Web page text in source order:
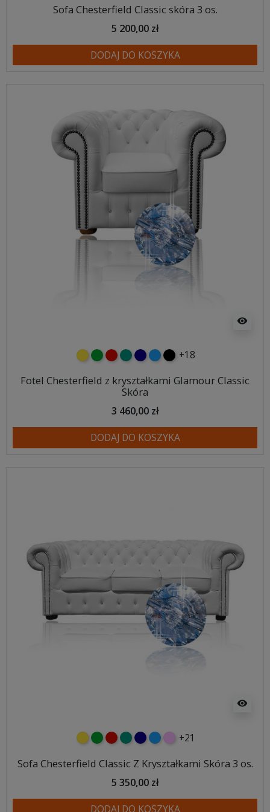
Sofa Chesterfield Classic skóra 3 os.
5 200,00 zł
DODAJ DO KOSZYKA
visibility
żółtyzielonyczerwony
turkusowy
granatowy
niebieski
czarny
+18
Fotel Chesterfield z kryształkami Glamour Classic
Skóra
3 460,00 zł
DODAJ DO KOSZYKA
visibility
żółtyzielonyczerwony
turkusowy
granatowy
niebieski
różowy
+21
Sofa Chesterfield Classic Z Kryształkami Skóra 3 os.
5 350,00 zł
DODAJ DO KOSZYKA